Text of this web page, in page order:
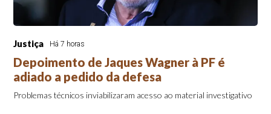
Justiça Há 7 horas
Depoimento de Jaques Wagner à PF é
adiado a pedido da defesa
Problemas técnicos inviabilizaram acesso ao material investigativo